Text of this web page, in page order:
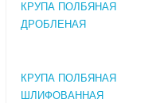
КРУПА ПОЛБЯНАЯ
ДРОБЛЕНАЯ
КРУПА ПОЛБЯНАЯ
ШЛИФОВАННАЯ